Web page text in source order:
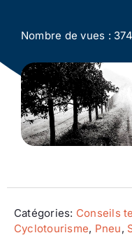
Actualité
Ecologie
Nombre de vues :
Catégories: Conseils
Cyclotourisme, Pneu,